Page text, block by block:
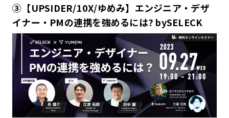
~ 20:00（最大20:20までアフタートークを予定し
ています） * 会場 * オンライン（参加用リンクは
別途ご案内します） * 費用：無料 * 参加...
③【UPSIDER/10X/ゆめみ】エンジニア・デザ
イナー・PMの連携を強めるには? bySELECK